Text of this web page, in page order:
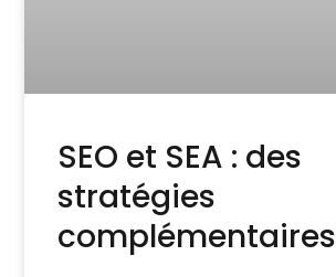
SEO et SEA : des
stratégies
complémentaires